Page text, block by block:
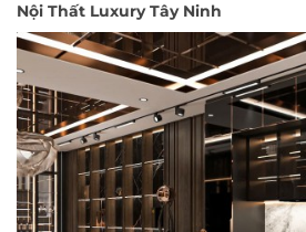
Nội Thất Luxury Tây Ninh